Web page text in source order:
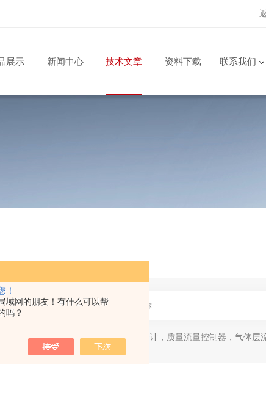
！
域网的朋友！有什么可以帮
吗？
展示 新闻中心 技术文章 资料下载 联系我们
系
热门关键词：质量流量计，质量流量控制器，气体层流质